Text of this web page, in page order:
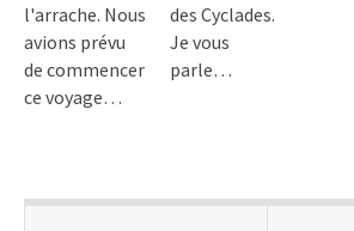
l'arrache. Nous
avions prévu
de commencer
ce voyage…
des Cyclades.
Je vous
parle…